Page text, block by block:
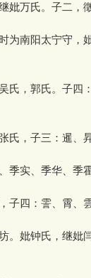
妣万氏。子二，
为南阳太宁守，
氏，郭氏。子四
氏，子三：暹、
季实、季华、季
子四：霅、霄、
。妣钟氏，继妣